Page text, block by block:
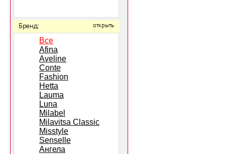
Бренд: открыть
Все
Afina
Aveline
Conte
Fashion
Hetta
Lauma
Luna
Milabel
Milavitsa Classic
Misstyle
Senselle
Ангела